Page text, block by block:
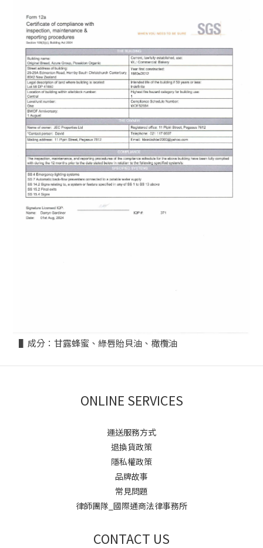
▌成分：甘露蜂蜜、綠唇貽貝油、橄欖油
ONLINE SERVICES
運送服務方式
退換貨政策
隱私權政策
品牌故事
常見問題
律師團隊_國際通商法律事務所
CONTACT US